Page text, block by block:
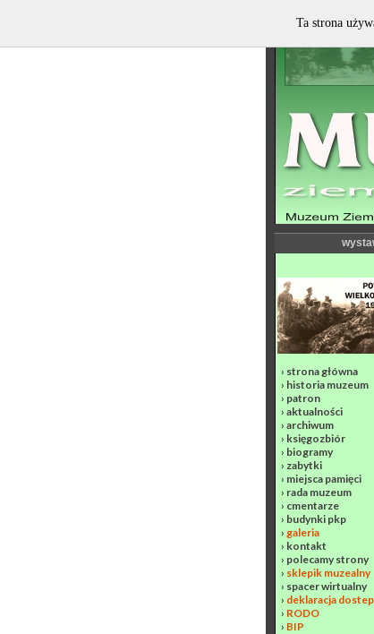
› strona główna
› historia muzeum
› patron
› aktualności
› archiwum
› księgozbiór
› biogramy
› zabytki
› miejsca pamięci
› rada muzeum
› cmentarze
› budynki pkp
› galeria
› kontakt
› polecamy strony
› sklepik muzealny
› spacer wirtualny
› deklaracja
› RODO
› BIP
Ta strona